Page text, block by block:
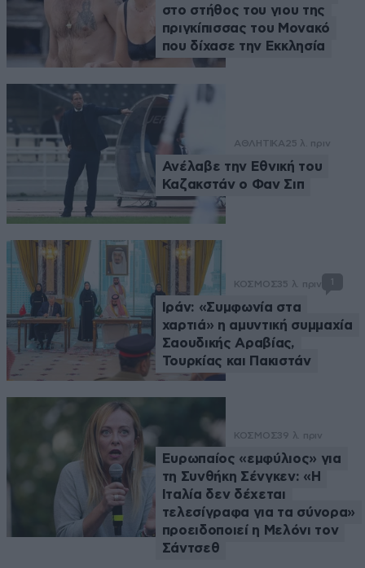
στο στήθος του γιου της
πριγκίπισσας του Μονακό
που δίχασε την Εκκλησία
ΑΘΛΗΤΙΚΑ25 λ. πριν
Ανέλαβε την Εθνική του
Καζακστάν ο Φαν Σιπ
ΚΟΣΜΟΣ35 λ. πριν 1
Ιράν: «Συμφωνία στα
χαρτιά» η αμυντική συμμαχία
Σαουδικής Αραβίας,
Τουρκίας και Πακιστάν
ΚΟΣΜΟΣ39 λ. πριν
Ευρωπαίος «εμφύλιος» για
τη Συνθήκη Σένγκεν: «Η
Ιταλία δεν δέχεται
τελεσίγραφα για τα σύνορα»
προειδοποιεί η Μελόνι τον
Σάντσεθ